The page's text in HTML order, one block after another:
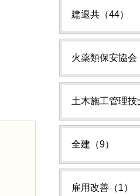
建退共（44）
火薬類保安協会
土木施工管理技
全建（9）
雇用改善（1）